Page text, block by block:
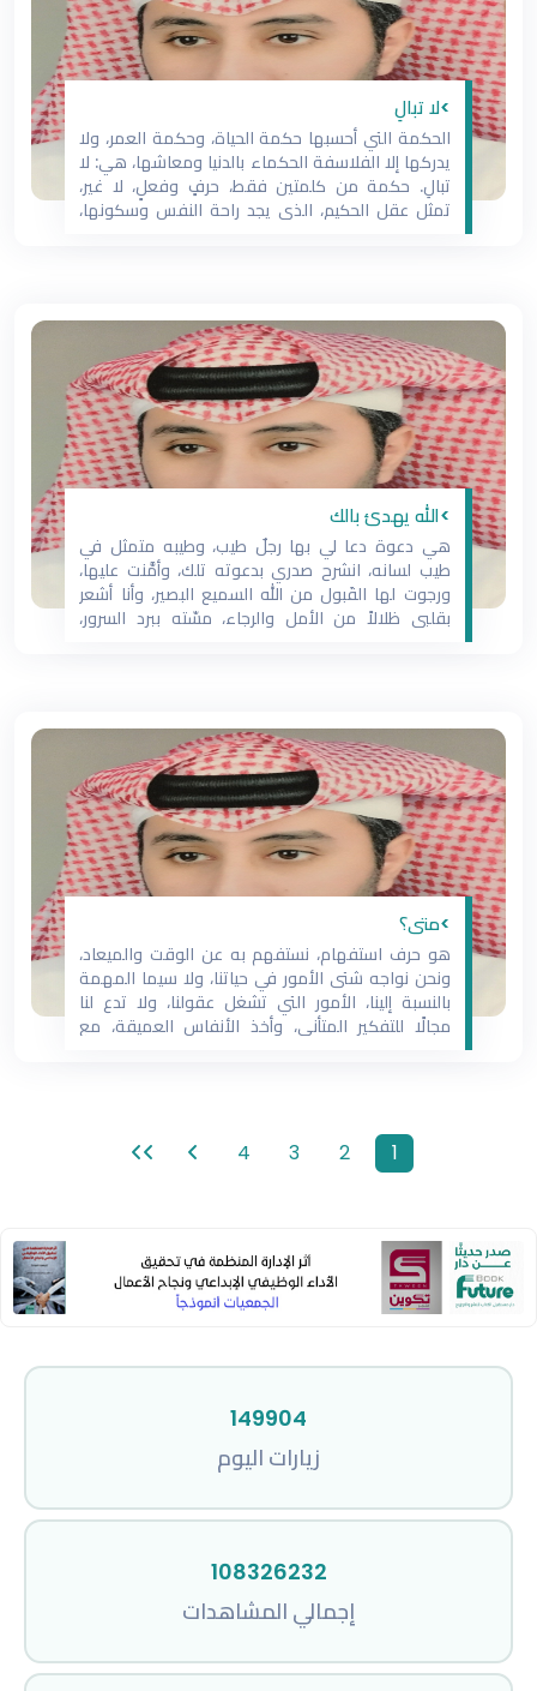
>لا تبالِ
الحكمة التي أحسبها حكمة الحياة، وحكمة العمر، ولا
يدركها إلا الفلاسفة الحكماء بالدنيا ومعاشها، هي: لا
تبالِ. حكمة من كلمتين فقط، حرفٍ وفعلٍ، لا غير،
تمثل عقل الحكيم، الذي يجد راحة النفس وسكونها،
>الله يهدئ بالك
هي دعوة دعا لي بها رجلٌ طيب، وطيبه متمثل في
طيب لسانه، انشرح صدري بدعوته تلك، وأمَّنت عليها،
ورجوت لها القَبول من الله السميع البصير، وأنا أشعر
بقلبي ظلالاً من الأمل والرجاء، مسّته ببرد السرور،
>متى؟
هو حرف استفهام، نستفهم به عن الوقت والميعاد،
ونحن نواجه شتى الأمور في حياتنا، ولا سيما المهمة
بالنسبة إلينا، الأمور التي تشغل عقولنا، ولا تدع لنا
مجالًا للتفكير المتأني، وأخذ الأنفاس العميقة، مع
1
2
3
4
149904
زيارات اليوم
108326232
إجمالي المشاهدات